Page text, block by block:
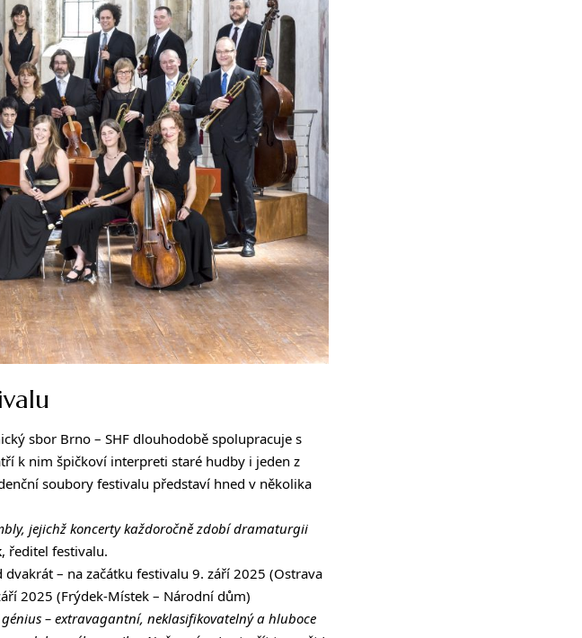
sbor Brno – SHF dlouhodobě spolupracuje s
k nim špičkoví interpreti staré hudby i jeden z
soubory festivalu představí hned v několika
jejichž koncerty každoročně zdobí dramaturgii
, ředitel festivalu.
– na začátku festivalu 9. září 2025 (Ostrava
2025 (Frýdek-Místek – Národní dům)
génius – extravagantní, neklasifikovatelný a hluboce